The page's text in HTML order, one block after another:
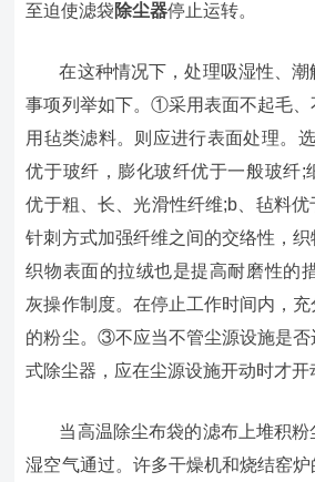
至迫使滤袋除尘器停止运转。
在这种情况下，处理吸湿性、
事项列举如下。①采用表面不起毛、
用毡类滤料。则应进行表面处理。
优于玻纤，膨化玻纤优于一般玻纤;
优于粗、长、光滑性纤维;b、毡料优
针刺方式加强纤维之间的交络性，织
织物表面的拉绒也是提高耐磨性的
灰操作制度。在停止工作时间内，
的粉尘。③不应当不管尘源设施是否
式除尘器，应在尘源设施开动时才开
当高温除尘布袋的滤布上堆积
湿空气通过。许多干燥机和烧结窑